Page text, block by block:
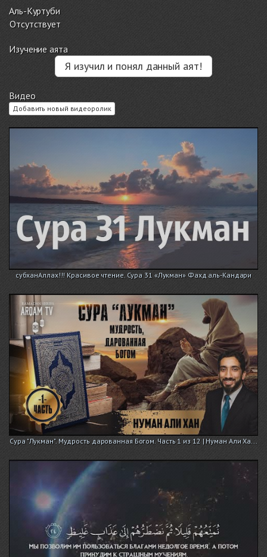
Аль-Куртуби
Отсутствует
Изучение аята
Я изучил и понял данный аят!
Видео
Добавить новый видеоролик
субханАллах!!! Красивое чтение. Сура 31 «Лукман» Фахд аль-Кандари
Сура "Лукман". Мудрость дарованная Богом. Часть 1 из 12 | Нуман Али Ха...